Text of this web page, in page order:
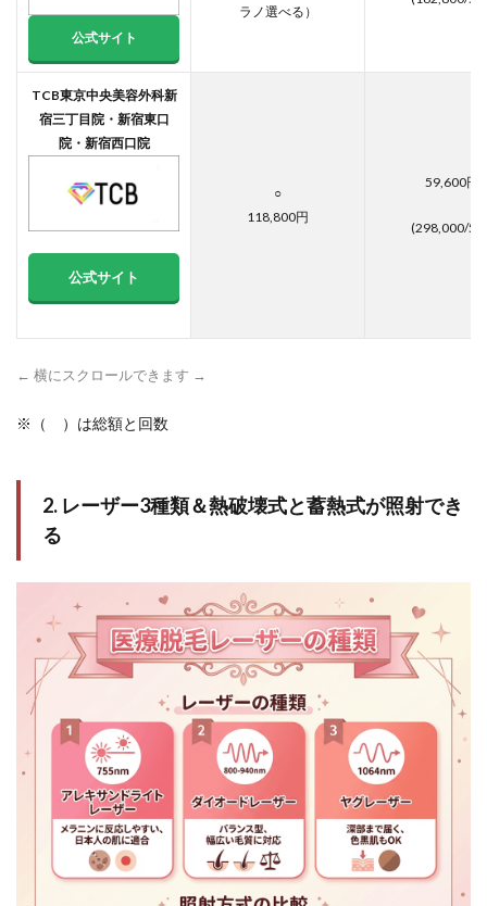
公式サイト
ラノ選べる）
TCB東京中央美容外科新
宿三丁目院・新宿東口
院・新宿西口院
公式サイト
○
118,800円
59,600円
(298,000/5
← 横にスクロールできます →
※（ ）は総額と回数
2. レーザー3種類＆熱破壊式と蓄熱式が照射でき
る